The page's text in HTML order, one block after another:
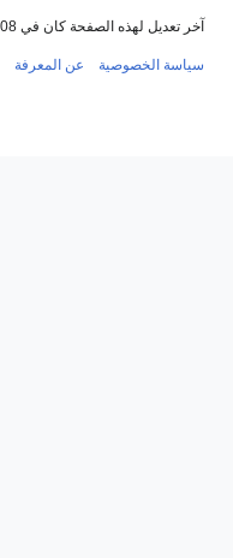
آخر تعديل لهذه الصفحة كان في 20:08, 27 سبتمبر 2021.
سياسة الخصوصية عن المعرفة